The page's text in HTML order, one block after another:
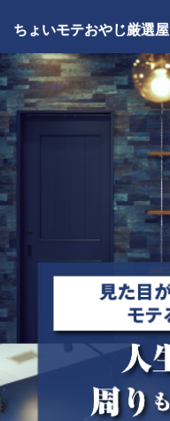
ちょいモテおやじ厳選屋